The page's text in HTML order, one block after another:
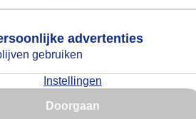
advertenties
gebruiken
Instellingen
Doorgaan
verschijnt er zo een pop-up uit
waarin deze toestemming
gevraagd wordt.
Is goed, toon de popup
Nu niet, misschien later